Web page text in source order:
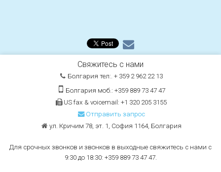
Свяжитесь с нами
Болгария тел:. + 359 2 962 22 13
Болгария моб.: +359 889 73 47 47
US fax & voicemail: +1 320 205 3155
Отправить запрос
ул. Кричим 78, эт. 1, София 1164, Болгария
Для срочных звонков и звонков в выходные свяжитесь с нами с
9:30 до 18:30: +359 889 73 47 47.